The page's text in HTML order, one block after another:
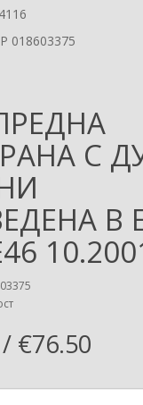
С
В
€76.50